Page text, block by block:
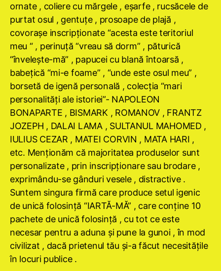
ornate , coliere cu mărgele , eşarfe , rucsăcele de
purtat osul , gentuţe , prosoape de plajă ,
covoraşe inscripţionate “acesta este teritoriul
meu “ , perinuţă “vreau să dorm” , păturică
“înveleşte-mă” , papucei cu blană întoarsă ,
babeţică “mi-e foame” , “unde este osul meu” ,
borsetă de igenă personală , colecţia “mari
personalităţi ale istoriei”- NAPOLEON
BONAPARTE , BISMARK , ROMANOV , FRANTZ
JOZEPH , DALAI LAMA , SULTANUL MAHOMED ,
IULIUS CEZAR , MATEI CORVIN , MATA HARI ,
etc. Menţionăm că majoritatea produselor sunt
personalizate , prin inscripţionare sau brodare ,
exprimându-se gânduri vesele , distractive .
Suntem singura firmă care produce setul igenic
de unică folosinţă “IARTĂ-MĂ” , care conţine 10
pachete de unică folosinţă , cu tot ce este
necesar pentru a aduna şi pune la gunoi , în mod
civilizat , dacă prietenul tău şi-a făcut necesităţile
în locuri publice .